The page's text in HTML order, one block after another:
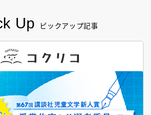
Up ピックアップ記事